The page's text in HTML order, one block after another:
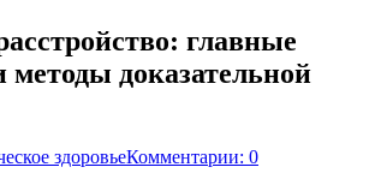
главные
доказательной
здоровьеКомментарии: 0